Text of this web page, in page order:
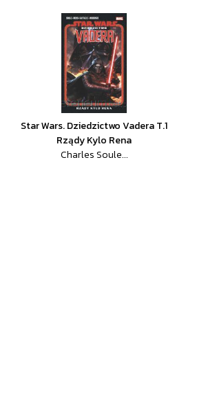
Star Wars. Dziedzictwo Vadera T.1
Rządy Kylo Rena
Charles Soule...